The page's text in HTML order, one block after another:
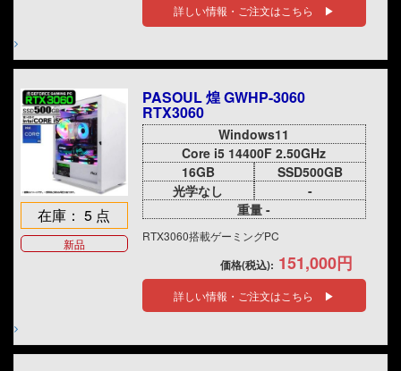
詳しい情報・ご注文はこちら ▶
在庫： 5 点
新品
PASOUL 煌 GWHP-3060
RTX3060
Windows11
Core i5 14400F 2.50GHz
16GB
SSD500GB
光学なし
-
重量 -
RTX3060搭載ゲーミングPC
価格(税込): 151,000円
詳しい情報・ご注文はこちら ▶